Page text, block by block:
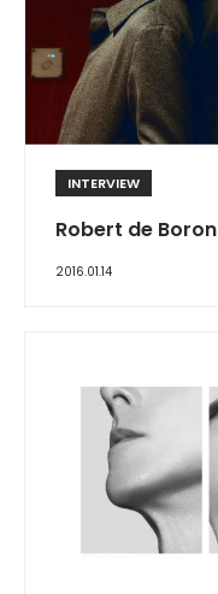
INTERVIEW
Robert de Boron
2016.01.14